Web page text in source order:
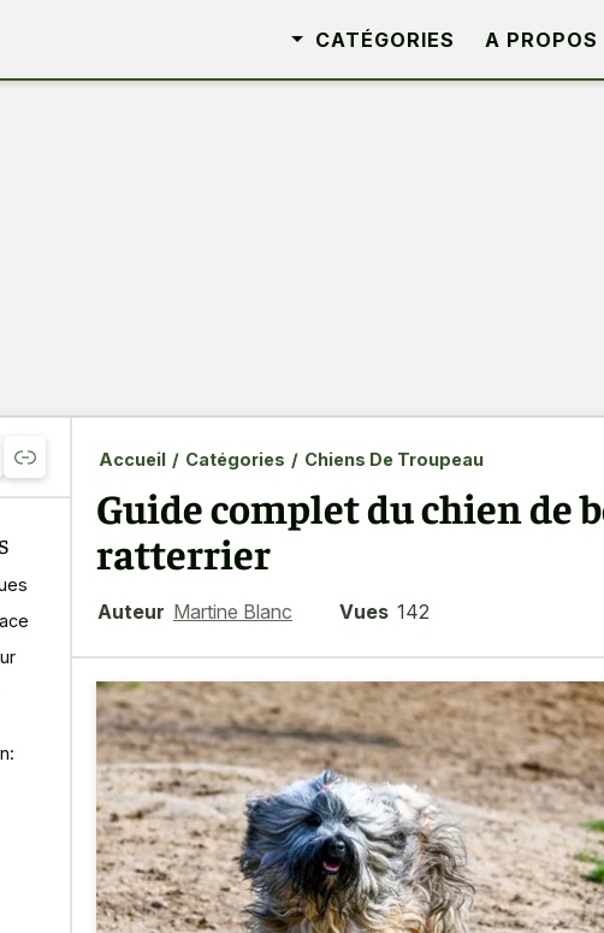
CATÉGORIES A PROPOS
Accueil / Catégories / Chiens De Troupeau
Guide complet du chien de
ratterrier
Auteur Martine Blanc Vues 142